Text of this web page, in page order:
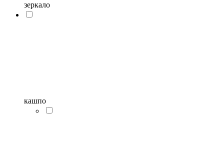
зеркало
кашпо